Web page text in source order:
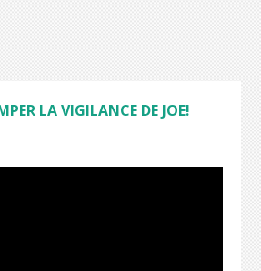
LA VIGILANCE DE JOE!